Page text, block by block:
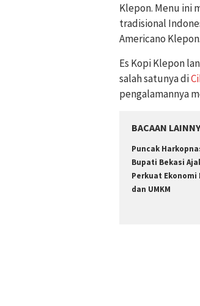
Klepon. Menu ini
tradisional
Americano Klepon.
Es Kopi Klepon
salah satunya di
pengalamannya
BACAAN
Puncak
Bupati Bekasi
Perkuat Ekonomi
dan UMKM